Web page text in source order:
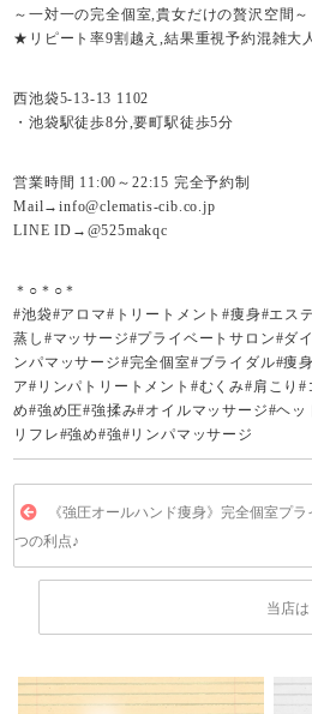
～一対一の完全個室,貴女だけの贅沢空間～
★リピート率9割越え,結果重視予約混雑大
西池袋5-13-13 1102
・池袋駅徒歩8分,要町駅徒歩5分
営業時間 11:00～22:15 完全予約制
Mail→info@clematis-cib.co.jp
LINE ID→@525makqc
＊○＊○＊
#池袋#アロマ#トリートメント#痩身#エス
蒸し#マッサージ#プライベートサロン#ダ
ンパマッサージ#完全個室#ブライダル#痩
ア#リンパトリートメント#むくみ#肩こり
め#強め圧#強揉み#オイルマッサージ#ヘ
リフレ#強め#強#リンパマッサージ
《強圧オールハンド痩身》完全個室プ
つの利点♪
当店